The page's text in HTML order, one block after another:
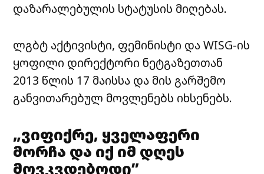
დაზარალებულის სტატუსის მიღებას.
ლგბტ აქტივისტი, ფემინისტი და WISG-ის
ყოფილი დირექტორი ნეტგაზეთთან
2013 წლის 17 მაისსა და მის გარშემო
განვითარებულ მოვლენებს იხსენებს.
„ვიფიქრე, ყველაფერი
მორჩა და იქ იმ დღეს
მოვკვდებოდი”